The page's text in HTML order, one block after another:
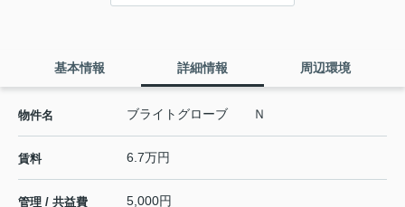
基本情報 詳細情報 周辺環境
物件名 ブライトグローブ Ｎ
賃料 6.7万円
管理 / 共益費 5,000円